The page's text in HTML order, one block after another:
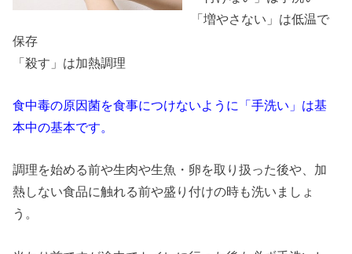
「増やさない」は低温で
保存
「殺す」は加熱調理
食中毒の原因菌を食事につけないように「手洗い」は基
本中の基本です。
調理を始める前や生肉や生魚・卵を取り扱った後や、加
熱しない食品に触れる前や盛り付けの時も洗いましょ
う。